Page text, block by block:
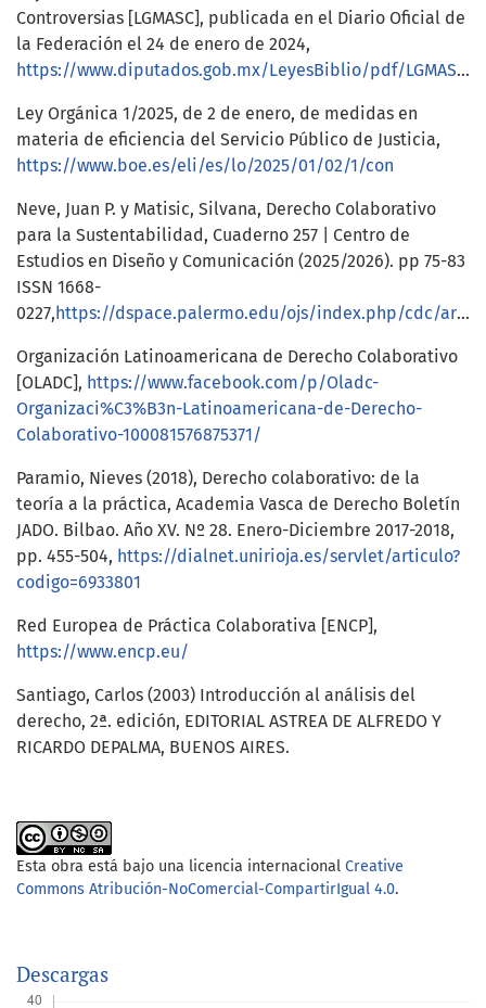
Controversias [LGMASC], publicada en el Diario Oficial de
la Federación el 24 de enero de 2024,
https://www.diputados.gob.mx/LeyesBiblio/pdf/LGMASC.pdf
Ley Orgánica 1/2025, de 2 de enero, de medidas en
materia de eficiencia del Servicio Público de Justicia,
https://www.boe.es/eli/es/lo/2025/01/02/1/con
Neve, Juan P. y Matisic, Silvana, Derecho Colaborativo
para la Sustentabilidad, Cuaderno 257 | Centro de
Estudios en Diseño y Comunicación (2025/2026). pp 75-83
ISSN 1668-
0227,https://dspace.palermo.edu/ojs/index.php/cdc/article/download/12204/21286/
Organización Latinoamericana de Derecho Colaborativo
[OLADC], https://www.facebook.com/p/Oladc-
Organizaci%C3%B3n-Latinoamericana-de-Derecho-
Colaborativo-100081576875371/
Paramio, Nieves (2018), Derecho colaborativo: de la
teoría a la práctica, Academia Vasca de Derecho Boletín
JADO. Bilbao. Año XV. Nº 28. Enero-Diciembre 2017-2018,
pp. 455-504, https://dialnet.unirioja.es/servlet/articulo?
codigo=6933801
Red Europea de Práctica Colaborativa [ENCP],
https://www.encp.eu/
Santiago, Carlos (2003) Introducción al análisis del
derecho, 2ª. edición, EDITORIAL ASTREA DE ALFREDO Y
RICARDO DEPALMA, BUENOS AIRES.
Esta obra está bajo una licencia internacional Creative
Commons Atribución-NoComercial-CompartirIgual 4.0.
Descargas